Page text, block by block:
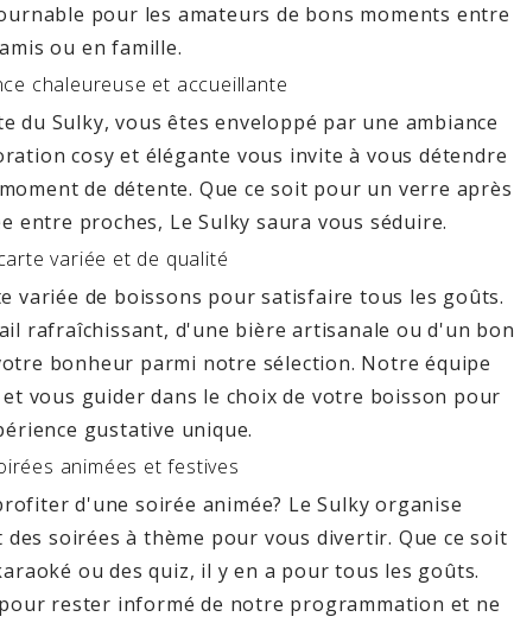
pour les amateurs de bons moments entre
amis ou en famille.
chaleureuse et accueillante
du Sulky, vous êtes enveloppé par une ambiance
cosy et élégante vous invite à vous détendre
de détente. Que ce soit pour un verre après
entre proches, Le Sulky saura vous séduire.
variée et de qualité
variée de boissons pour satisfaire tous les goûts.
rafraîchissant, d'une bière artisanale ou d'un bon
bonheur parmi notre sélection. Notre équipe
vous guider dans le choix de votre boisson pour
gustative unique.
animées et festives
d'une soirée animée? Le Sulky organise
soirées à thème pour vous divertir. Que ce soit
ou des quiz, il y en a pour tous les goûts.
rester informé de notre programmation et ne